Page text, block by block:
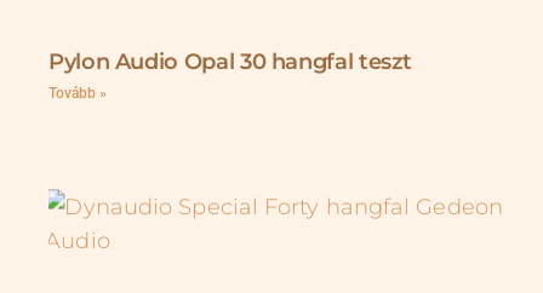
Pylon Audio Opal 30 hangfal teszt
Tovább »